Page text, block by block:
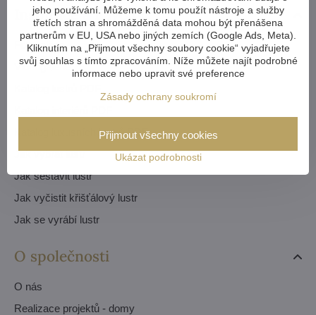
Inspirace a návody
Fotogalerie
Videogalerie
Katalog luxusních lustrů PDF
Jak vybrat lustr
Jak sestavit lustr
Jak vyčistit křišťálový lustr
Jak se vyrábí lustr
O společnosti
O nás
Realizace projektů - domy
jeho používání. Můžeme k tomu použít nástroje a služby
třetích stran a shromážděná data mohou být přenášena
partnerům v EU, USA nebo jiných zemích (Google Ads, Meta).
Kliknutím na „Přijmout všechny soubory cookie“ vyjadřujete
svůj souhlas s tímto zpracováním. Níže můžete najít podrobné
informace nebo upravit své preference
Zásady ochrany soukromí
Ukázat podrobnosti
Přijmout všechny cookies